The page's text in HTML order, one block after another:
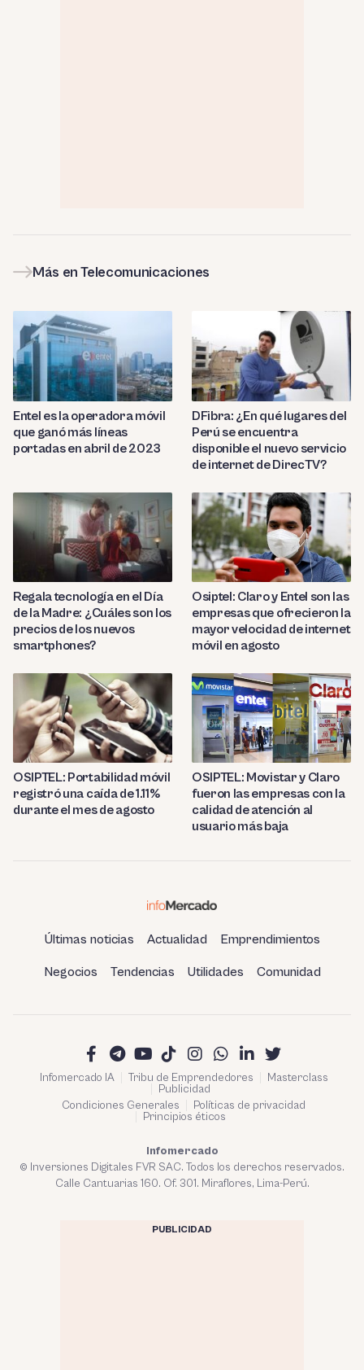
Más en Telecomunicaciones
Entel es la operadora móvil
que ganó más líneas
portadas en abril de 2023
DFibra: ¿En qué lugares del
Perú se encuentra
disponible el nuevo servicio
de internet de DirecTV?
Regala tecnología en el Día
de la Madre: ¿Cuáles son los
precios de los nuevos
smartphones?
Osiptel: Claro y Entel son las
empresas que ofrecieron la
mayor velocidad de internet
móvil en agosto
OSIPTEL: Portabilidad móvil
registró una caída de 1.11%
durante el mes de agosto
OSIPTEL: Movistar y Claro
fueron las empresas con la
calidad de atención al
usuario más baja
Últimas noticias Actualidad Emprendimientos
Negocios Tendencias Utilidades Comunidad
Infomercado IA Tribu de Emprendedores
Masterclass
Publicidad
Condiciones Generales
Políticas de privacidad
Principios éticos
Infomercado
© Inversiones Digitales FVR SAC. Todos los derechos reservados.
Calle Cantuarias 160. Of. 301. Miraflores, Lima-Perú.
PUBLICIDAD